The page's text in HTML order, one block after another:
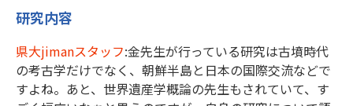
研究内容
県大jimanスタッフ:金先生が行っている研究は古墳時代
の考古学だけでなく、朝鮮半島と日本の国際交流などで
すよね。あと、世界遺産学概論の先生もされていて、す